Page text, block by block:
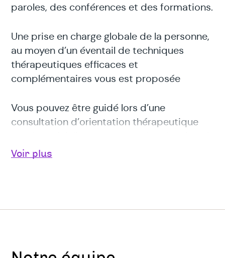
paroles, des conférences et des formations.
Une prise en charge globale de la personne,
au moyen d’un éventail de techniques
thérapeutiques efficaces et
complémentaires vous est proposée
Vous pouvez être guidé lors d’une
consultation d’orientation thérapeutique
votre demande .
se développe dans un souci d’accessibilité
Une consultation solidaire permet aux
Voir plus